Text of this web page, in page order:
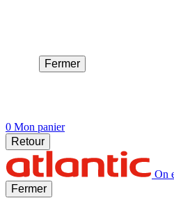
Fermer
0 Mon panier
Retour
On
Fermer